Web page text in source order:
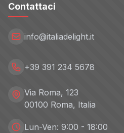
Contattaci
info@italiadelight.it
+39 391 234 5678
Via Roma, 123
00100 Roma, Italia
Lun-Ven: 9:00 - 18:00